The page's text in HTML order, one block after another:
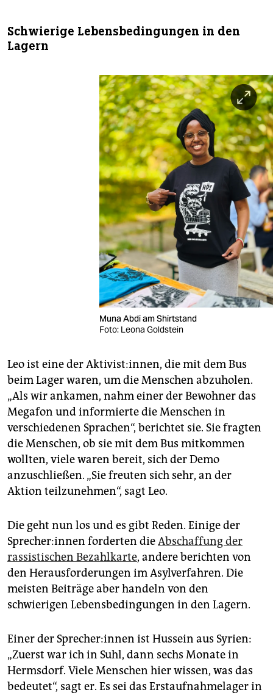
Schwierige Lebensbedingungen in den
Lagern
Muna Abdi am Shirtstand
Foto: Leona Goldstein
Leo ist eine der Aktivist:innen, die mit dem Bus
beim Lager waren, um die Menschen abzuholen.
„Als wir ankamen, nahm einer der Bewohner das
Megafon und informierte die Menschen in
verschiedenen Sprachen“, berichtet sie. Sie fragten
die Menschen, ob sie mit dem Bus mitkommen
wollten, viele waren bereit, sich der Demo
anzuschließen. „Sie freuten sich sehr, an der
Aktion teilzunehmen“, sagt Leo.
Die geht nun los und es gibt Reden. Einige der
Spre­che­r:in­nen forderten dieAbschaffung der
rassistischen Bezahlkarte, andere berichten von
den Herausforderungen im Asylverfahren. Die
meisten Beiträge aber handeln von den
schwierigen Lebensbedingungen in den Lagern.
Einer der Spre­che­r:in­nen ist Hussein aus Syrien:
„Zuerst war ich in Suhl, dann sechs Monate in
Hermsdorf. Viele Menschen hier wissen, was das
bedeutet“, sagt er. Es sei das Erstaufnahmelager in